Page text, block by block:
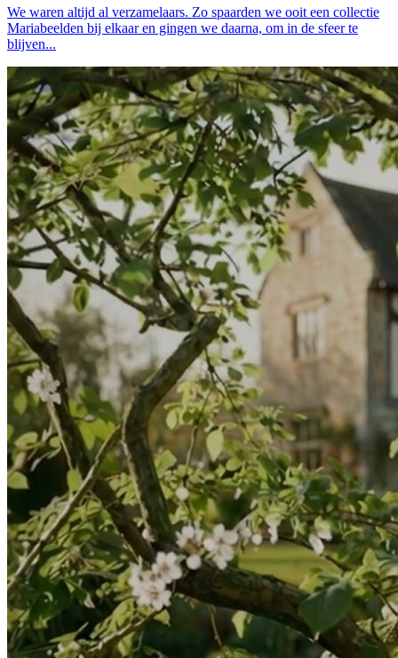
We waren altijd al verzamelaars. Zo spaarden we ooit een collectie
Mariabeelden bij elkaar en gingen we daarna, om in de sfeer te
blijven...